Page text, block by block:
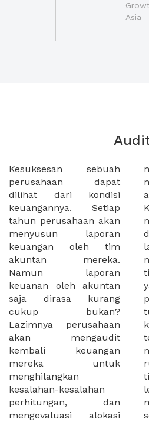
Asia
Kesuksesan sebuah
perusahaan dapat
dilihat dari kondisi
keuangannya. Setiap
tahun perusahaan akan
menyusun laporan
keuangan oleh tim
akuntan mereka.
Namun laporan
keuanan oleh akuntan
saja dirasa kurang
cukup bukan?
Lazimnya perusahaan
akan mengaudit
kembali keuangan
mereka untuk
menghilangkan
kesalahan-kesalahan
perhitungan, dan
mengevaluasi alokasi
mereka sendiri. Ya,
mereka harus menyewa
auditor eksternal.
Karena meng-audit
memerlukan proses
dan waktu yang cukup
lama, perusahaan yang
menyewa tim auditor
tidak memiliki tempat
yang reprsntative untuk
para auditor melakukan
tugas mereka. Untuk
keperluan audit
tersebut, kami dapat
membantu menyiapkan
ruangan khusus agar
tim audit anda dapat
leluasa dan fokus
menyelesaikan laporan
sesuai deadline. Jadi